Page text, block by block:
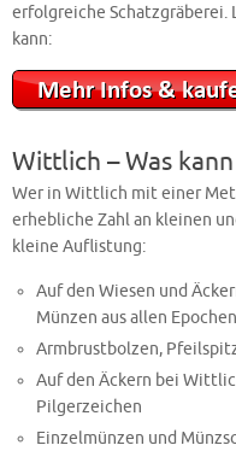
erfolgreiche Schatzgräberei.
kann:
Wittlich – Was
Wer in Wittlich mit einer
erhebliche Zahl an kleinen
kleine Auflistung:
Auf den Wiesen und
Münzen aus allen Epochen
Armbrustbolzen,
Auf den Äckern bei
Pilgerzeichen
Einzelmünzen und